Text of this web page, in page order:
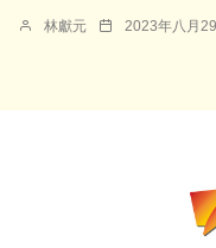
林獻元 2023年八月